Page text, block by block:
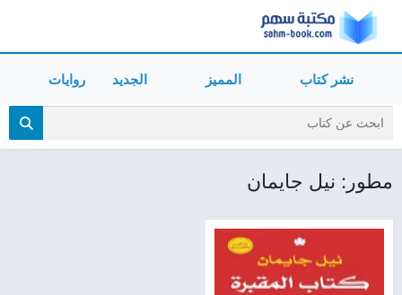
نشر كتاب المميز الجديد روايات
مطور: نيل جايمان